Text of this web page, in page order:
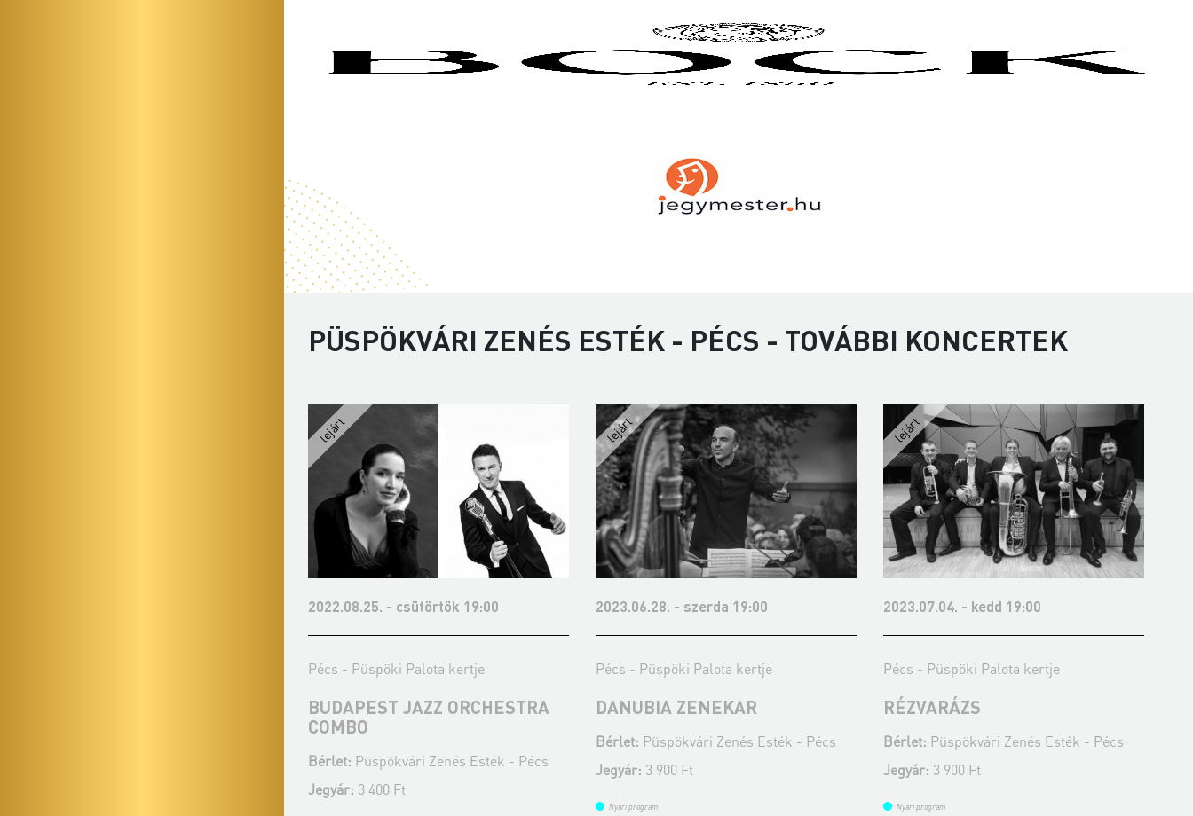
PÜSPÖKVÁRI ZENÉS ESTÉK - PÉCS - TOVÁBBI KONCERTEK
BUDAPEST JAZZ ORCHESTRA
Püspökvári Zenés Esték - Pécs
2023.06.28. - szerda 19:00
Pécs - Püspöki Palota kertje
DANUBIA ZENEKAR
Püspökvári Zenés Esték - Pécs
Jegyár:3 900 Ft
2023.07.04. - kedd 19:00
Pécs - Püspöki Palota kertje
RÉZVARÁZS
Bérlet:Püspökvári Zenés Esték - Pécs
Jegyár:
2023.08.15. - kedd 19:00
Pécs - Bazilika keleti oldala
JAZZATION ACAPPELLA
Bérlet: